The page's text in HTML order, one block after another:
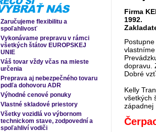
Zaručujeme flexibilitu a
spoľahlivosť
Vykonávame prepravu v rámci
všetkých štátov EUROPSKEJ
UNIE
Váš tovar vždy včas na mieste
určenia
Preprava aj nebezpečného tovaru
podľa dohovoru ADR
Výhodné cenové ponuky
Vlastné skladové priestory
Všetky vozidlá vo výbornom
technickom stave, zodpovední a
spoľahliví vodiči
Firma
1992.
dopravu.
Dobré
Kelly
všetkých
západnej